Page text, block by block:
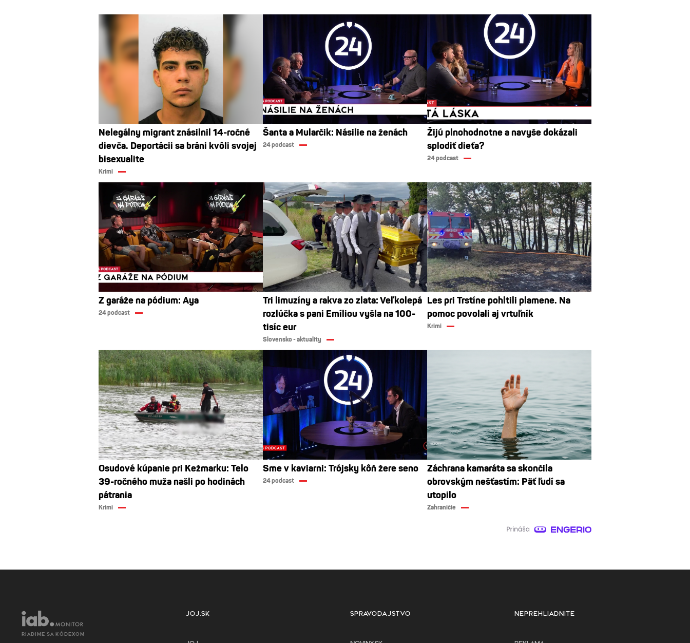
Nelegálny migrant znásilnil 14-ročné
dievča. Deportácii sa bráni kvôli svojej
bisexualite
Krimi
Šanta a Mularčik: Násilie na ženách
24 podcast
Žijú plnohodnotne a navyše dokázali
splodiť dieťa?
24 podcast
Z garáže na pódium: Aya
24 podcast
Tri limuzíny a rakva zo zlata: Veľkolepá
rozlúčka s pani Emíliou vyšla na 100-
tisíc eur
Slovensko - aktuality
Les pri Trstíne pohltili plamene. Na
pomoc povolali aj vrtuľník
Krimi
Osudové kúpanie pri Kežmarku: Telo
39-ročného muža našli po hodinách
pátrania
Krimi
Sme v kaviarni: Trójsky kôň žere seno
24 podcast
Záchrana kamaráta sa skončila
obrovským nešťastím: Päť ľudí sa
utopilo
Zahraničie
RIADIME SA KÓDEXOM
JOJ.SK SPRAVODAJSTVO NEPREHLIADNITE